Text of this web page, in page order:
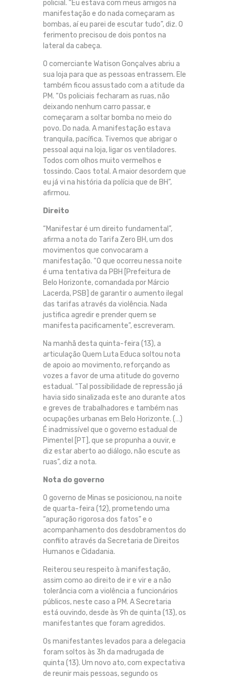
policial. “Eu estava com meus amigos na
manifestação e do nada começaram as
bombas, aí eu parei de escutar tudo”, diz. O
ferimento precisou de dois pontos na
lateral da cabeça.
O comerciante Watison Gonçalves abriu a
sua loja para que as pessoas entrassem. Ele
também ficou assustado com a atitude da
PM. “Os policiais fecharam as ruas, não
deixando nenhum carro passar, e
começaram a soltar bomba no meio do
povo. Do nada. A manifestação estava
tranquila, pacífica. Tivemos que abrigar o
pessoal aqui na loja, ligar os ventiladores.
Todos com olhos muito vermelhos e
tossindo. Caos total. A maior desordem que
eu já vi na história da polícia que de BH”,
afirmou.
Direito
“Manifestar é um direito fundamental”,
afirma a nota do Tarifa Zero BH, um dos
movimentos que convocaram a
manifestação. “O que ocorreu nessa noite
é uma tentativa da PBH [Prefeitura de
Belo Horizonte, comandada por Márcio
Lacerda, PSB] de garantir o aumento ilegal
das tarifas através da violência. Nada
justifica agredir e prender quem se
manifesta pacificamente”, escreveram.
Na manhã desta quinta-feira (13), a
articulação Quem Luta Educa soltou nota
de apoio ao movimento, reforçando as
vozes a favor de uma atitude do governo
estadual. “Tal possibilidade de repressão já
havia sido sinalizada este ano durante atos
e greves de trabalhadores e também nas
ocupações urbanas em Belo Horizonte. (…)
É inadmissível que o governo estadual de
Pimentel [PT], que se propunha a ouvir, e
diz estar aberto ao diálogo, não escute as
ruas”, diz a nota.
Nota do governo
O governo de Minas se posicionou, na noite
de quarta-feira (12), prometendo uma
“apuração rigorosa dos fatos” e o
acompanhamento dos desdobramentos do
conflito através da Secretaria de Direitos
Humanos e Cidadania.
Reiterou seu respeito à manifestação,
assim como ao direito de ir e vir e a não
tolerância com a violência a funcionários
públicos, neste caso a PM. A Secretaria
está ouvindo, desde às 9h de quinta (13), os
manifestantes que foram agredidos.
Os manifestantes levados para a delegacia
foram soltos às 3h da madrugada de
quinta (13). Um novo ato, com expectativa
de reunir mais pessoas, segundo os